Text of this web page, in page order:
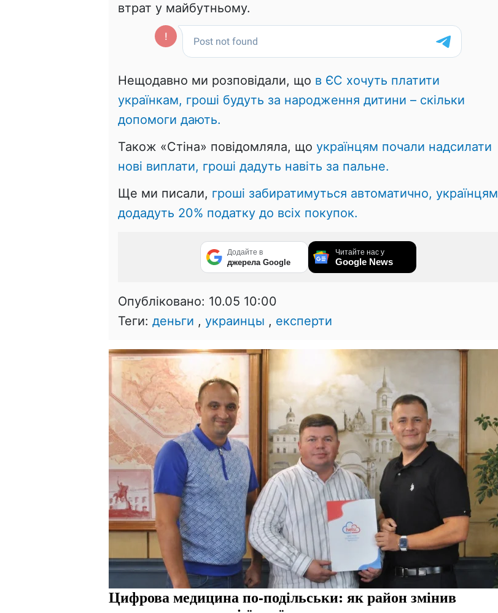
втрат у майбутньому.
Нещодавно ми розповідали, що в ЄС хочуть платити
українкам, гроші будуть за народження дитини – скільки
допомоги дають.
Також «Стіна» повідомляла, що українцям почали надсилати
нові виплати, гроші дадуть навіть за пальне.
Ще ми писали, гроші забиратимуться автоматично, українцям
додадуть 20% податку до всіх покупок.
Додайте в
джерела Google
Читайте нас у
Google News
Опубліковано: 10.05 10:00
Теги: деньги , украинцы , експерти
Цифрова медицина по-подільськи: як район змінив